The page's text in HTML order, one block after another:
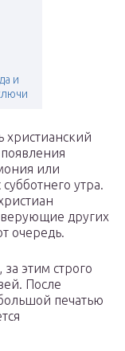
и
христианский
или
утра.
верующие других
очередь.
этим строго
После
печатью